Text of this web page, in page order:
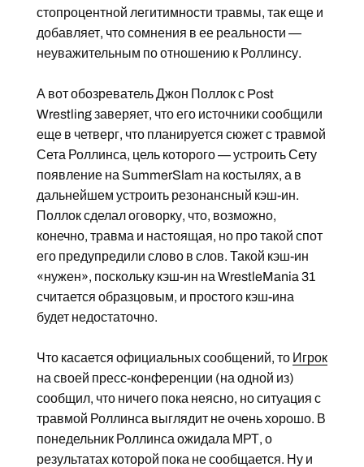
стопроцентной легитимности травмы, так еще и
добавляет, что сомнения в ее реальности —
неуважительным по отношению к Роллинсу.
А вот обозреватель Джон Поллок с Post
Wrestling заверяет, что его источники сообщили
еще в четверг, что планируется сюжет с травмой
Сета Роллинса, цель которого — устроить Сету
появление на SummerSlam на костылях, а в
дальнейшем устроить резонансный кэш-ин.
Поллок сделал оговорку, что, возможно,
конечно, травма и настоящая, но про такой спот
его предупредили слово в слов. Такой кэш-ин
«нужен», поскольку кэш-ин на WrestleMania 31
считается образцовым, и простого кэш-ина
будет недостаточно.
Что касается официальных сообщений, то Игрок
на своей пресс-конференции (на одной из)
сообщил, что ничего пока неясно, но ситуация с
травмой Роллинса выглядит не очень хорошо. В
понедельник Роллинса ожидала МРТ, о
результатах которой пока не сообщается. Ну и